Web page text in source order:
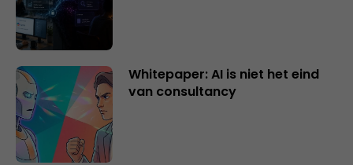
Whitepaper: AI is niet het eind
van consultancy